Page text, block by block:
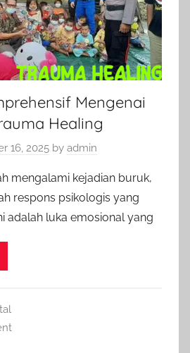
Mengenai
Healing
16, 2025 by admin
mengalami kejadian buruk,
respons psikologis yang
adalah luka emosional yang